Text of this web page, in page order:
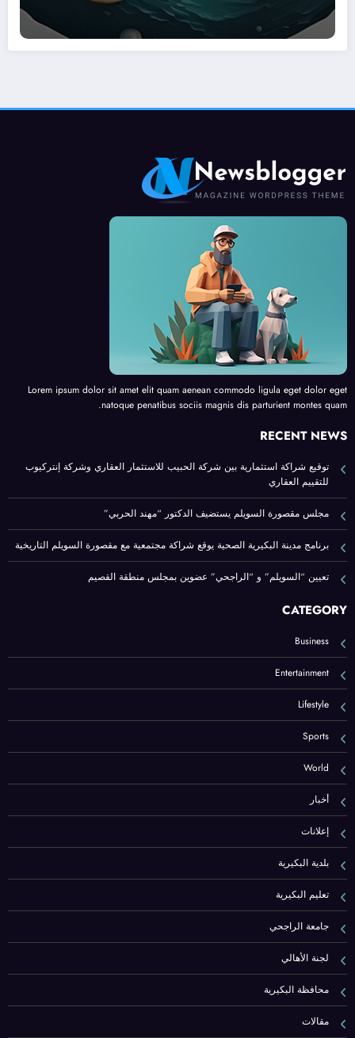
Lorem ipsum dolor sit amet elit quam aenean commodo ligula eget dolor eget
natoque penatibus sociis magnis dis parturient montes quam.
RECENT NEWS
توقيع شراكة استثمارية بين شركة الحبيب للاستثمار العقاري وشركة إنتركيوب
للتقييم العقاري
مجلس مقصورة السويلم يستضيف الدكتور “مهند الحربي”
برنامج مدينة البكيرية الصحية يوقع شراكة مجتمعية مع مقصورة السويلم التاريخية
تعيين “السويلم” و “الراجحي” عضوين بمجلس منطقة القصيم
CATEGORY
Business
Entertainment
Lifestyle
Sports
World
أخبار
إعلانات
بلدية البكيرية
تعليم البكيرية
جامعة الراجحي
لجنة الأهالي
محافظة البكيرية
مقالات